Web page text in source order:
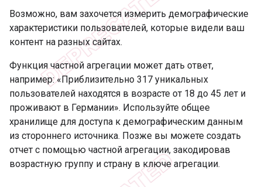
Возможно, вам захочется измерить демографические
характеристики пользователей, которые видели ваш
контент на разных сайтах.
Функция частной агрегации может дать ответ,
например: «Приблизительно 317 уникальных
пользователей находятся в возрасте от 18 до 45 лет и
проживают в Германии». Используйте общее
хранилище для доступа к демографическим данным
из стороннего источника. Позже вы можете создать
отчет с помощью частной агрегации, закодировав
возрастную группу и страну в ключе агрегации.